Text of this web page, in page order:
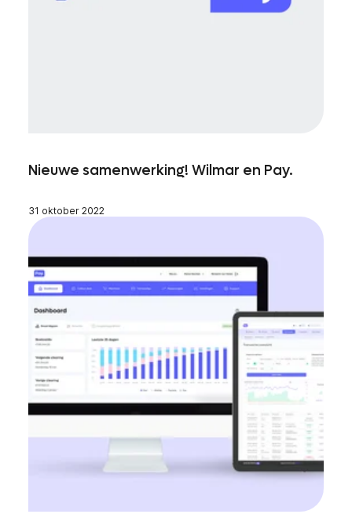
Nieuwe samenwerking! Wilmar en Pay.
31 oktober 2022